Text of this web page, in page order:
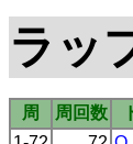
ラッ
周 周回数